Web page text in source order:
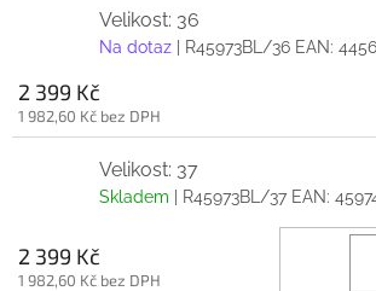
Velikost: 36
Na dotaz | R45973BL/36 EAN:
2 399 Kč
1 982,60 Kč bez DPH
Velikost: 37
Skladem | R45973BL/37 EAN:
2 399 Kč
1 982,60 Kč bez DPH